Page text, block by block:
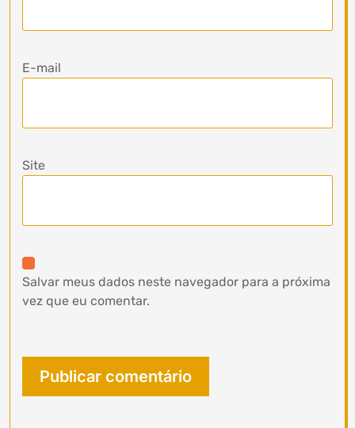
E-mail
Site
Salvar meus dados neste navegador para a próxima
vez que eu comentar.